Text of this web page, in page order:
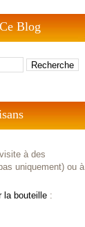
Blog
à des
uniquement) ou à
la bouteille :